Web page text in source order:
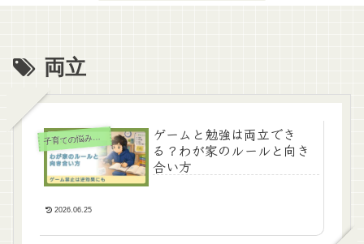
両立
子育ての悩み・体験談
ゲームと勉強は両立でき
る？わが家のルールと向き
合い方
2026.06.25